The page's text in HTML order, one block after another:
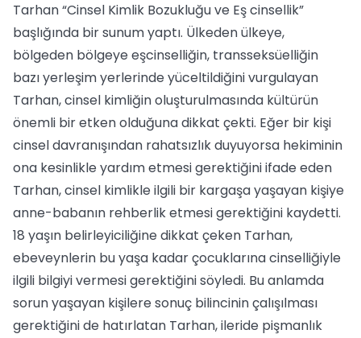
Tarhan “Cinsel Kimlik Bozukluğu ve Eş cinsellik”
başlığında bir sunum yaptı. Ülkeden ülkeye,
bölgeden bölgeye eşcinselliğin, transseksüelliğin
bazı yerleşim yerlerinde yüceltildiğini vurgulayan
Tarhan, cinsel kimliğin oluşturulmasında kültürün
önemli bir etken olduğuna dikkat çekti. Eğer bir kişi
cinsel davranışından rahatsızlık duyuyorsa hekiminin
ona kesinlikle yardım etmesi gerektiğini ifade eden
Tarhan, cinsel kimlikle ilgili bir kargaşa yaşayan kişiye
anne-babanın rehberlik etmesi gerektiğini kaydetti.
18 yaşın belirleyiciliğine dikkat çeken Tarhan,
ebeveynlerin bu yaşa kadar çocuklarına cinselliğiyle
ilgili bilgiyi vermesi gerektiğini söyledi. Bu anlamda
sorun yaşayan kişilere sonuç bilincinin çalışılması
gerektiğini de hatırlatan Tarhan, ileride pişmanlık